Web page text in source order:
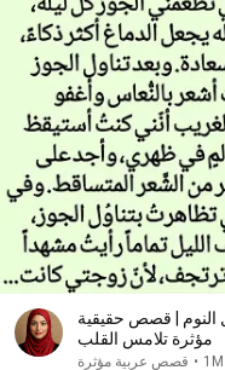
النوم | قصص حقيقية
مؤثرة تلامس القلب
قصص عربية مؤثرة •